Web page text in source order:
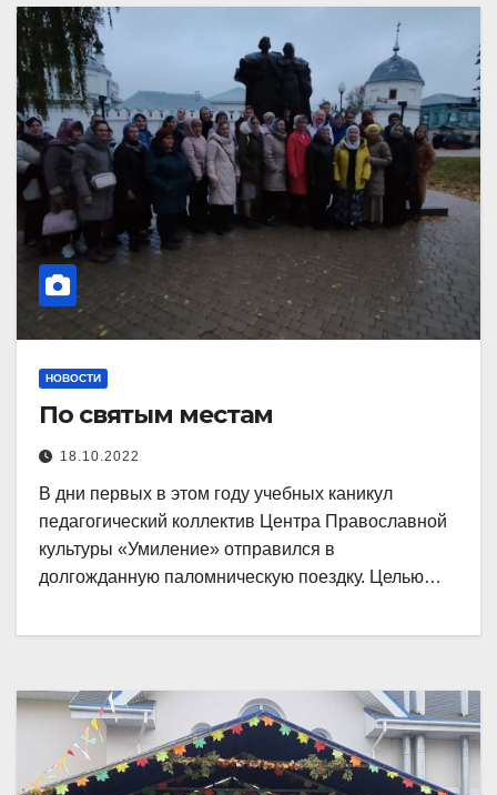
НОВОСТИ
По святым местам
18.10.2022
В дни первых в этом году учебных каникул
педагогический коллектив Центра Православной
культуры «Умиление» отправился в
долгожданную паломническую поездку. Целью…